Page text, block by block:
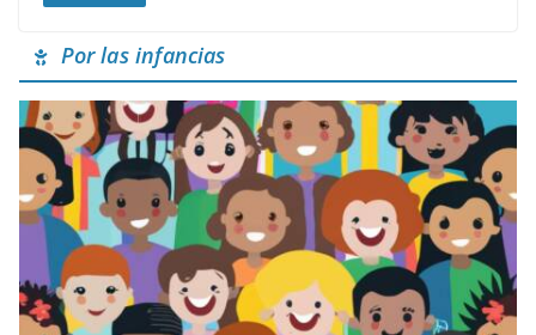
Por las infancias